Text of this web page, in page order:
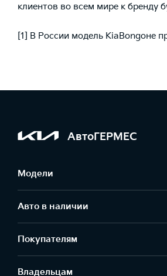
клиентов во всем мире к бренду
[1] В России модель KiaBongoне
АвтоГЕРМЕС
Модели
Авто в наличии
Покупателям
Владельцам